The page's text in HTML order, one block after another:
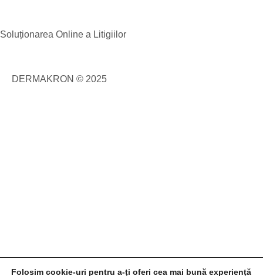
Soluționarea Online a Litigiilor
DERMAKRON © 2025
Folosim cookie-uri pentru a-ți oferi cea mai bună experiență